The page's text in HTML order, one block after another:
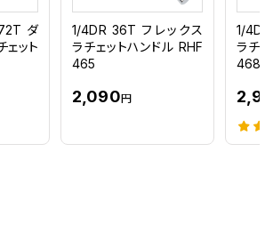
ダ
ェット
1/4DR 36T フレックス
ラチェットハンドル RHF
465
2,090円
1/
ラチ
468